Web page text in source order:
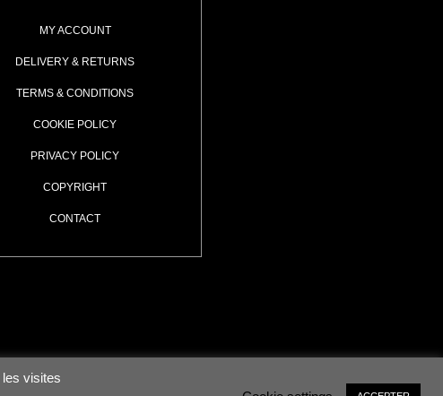
MY ACCOUNT
DELIVERY & RETURNS
TERMS & CONDITIONS
COOKIE POLICY
PRIVACY POLICY
COPYRIGHT
CONTACT
visites